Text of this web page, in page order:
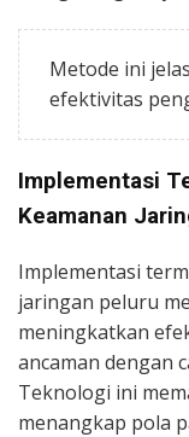
Metode ini
efektivitas
Implementasi
Keamanan
Implementasi
jaringan peluru
meningkatkan
ancaman dengan
Teknologi ini
menangkap pola